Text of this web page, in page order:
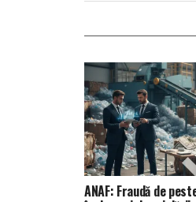
ANAF: Fraudă de